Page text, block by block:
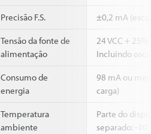
Precisão F.S. ±0,2 mA
Tensão da fonte de
alimentação
24 VCC +
Incluindo
Consumo de
energia
98 mA ou
carga)
Temperatura
ambiente
Parte do
separado: -